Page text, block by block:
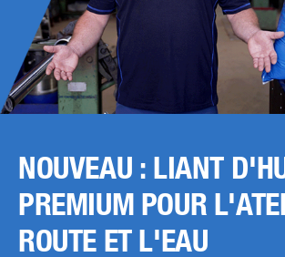
NOUVEAU : LIANT
PREMIUM POUR
ROUTE ET L'EAU